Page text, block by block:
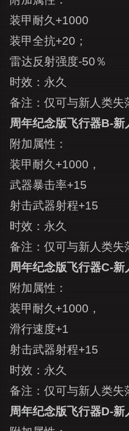
装甲耐久+1000
装甲全抗+20；
雷达反射强度-50％
时效：永久
备注：仅可与新人类失
周年纪念版飞行器B-新
附加属性：
装甲耐久+1000，
武器暴击率+15
射击武器射程+15
时效：永久
备注：仅可与新人类失
周年纪念版飞行器C-新
附加属性：
装甲耐久+1000，
滑行速度+1
射击武器射程+15
时效：永久
备注：仅可与新人类失
周年纪念版飞行器D-新